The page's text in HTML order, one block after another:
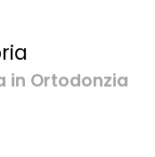
in Ortodonzia